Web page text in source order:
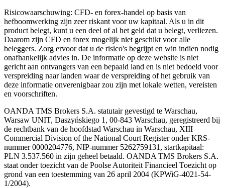
Risicowaarschuwing: CFD- en forex-handel op basis van
hefboomwerking zijn zeer riskant voor uw kapitaal. Als u in dit
product belegt, kunt u een deel of al het geld dat u belegt, verliezen.
Daarom zijn CFD en forex mogelijk niet geschikt voor alle
beleggers. Zorg ervoor dat u de risico's begrijpt en win indien nodig
onafhankelijk advies in. De informatie op deze website is niet
gericht aan ontvangers van een bepaald land en is niet bedoeld voor
verspreiding naar landen waar de verspreiding of het gebruik van
deze informatie onverenigbaar zou zijn met lokale wetten, vereisten
en voorschriften.
OANDA TMS Brokers S.A. statutair gevestigd te Warschau,
Warsaw UNIT, Daszyńskiego 1, 00-843 Warschau, geregistreerd bij
de rechtbank van de hoofdstad Warschau in Warschau, XIII
Commercial Division of the National Court Register onder KRS-
nummer 0000204776, NIP-nummer 5262759131, startkapitaal:
PLN 3.537.560 in zijn geheel betaald. OANDA TMS Brokers S.A.
staat onder toezicht van de Poolse Autoriteit Financieel Toezicht op
grond van een toestemming van 26 april 2004 (KPWiG-4021-54-
1/2004).